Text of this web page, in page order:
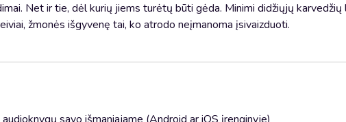
Net ir tie, dėl kurių jiems turėtų būti gėda. Minimi didžiųjų karvedžių
žmonės išgyvenę tai, ko atrodo neįmanoma įsivaizduoti.